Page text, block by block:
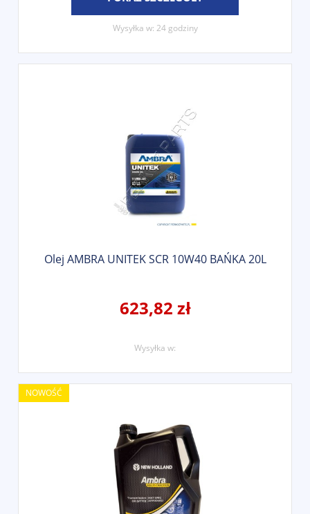
Wysyłka w: 24 godziny
Olej AMBRA UNITEK SCR 10W40 BAŃKA 20L
623,82 zł
Wysyłka w:
NOWOŚĆ